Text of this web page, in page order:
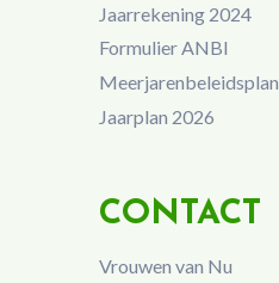
Jaarrekening 2024
Formulier ANBI
Meerjarenbeleidsplan
Jaarplan 2026
CONTACT
Vrouwen van Nu